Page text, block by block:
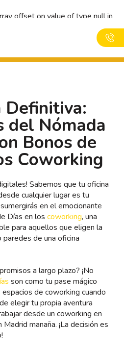
offset on value of type null in
header.php
on line 44
Definitiva:
del Nómada
Bonos de
Coworking
Sabemos que tu oficina
cualquier lugar es tu
en el emocionante
Días en los coworking, una
para aquellos que eligen la
de una oficina
a largo plazo? ¡No
son como tu pase mágico
de coworking cuando
elegir tu propia aventura
desde un coworking en
manaña. ¡La decisión es